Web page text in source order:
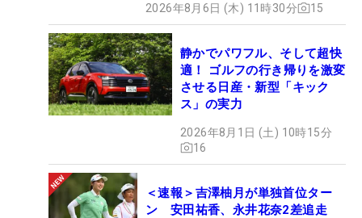
2026年8月6日 (木) 11時30分 15
静かでパワフル、そして超快
適！ ゴルフの行き帰りを激変
させる日産・新型「キック
ス」の実力
2026年8月1日 (土) 10時15分
16
＜速報＞吉澤柚月が単独首位ター
ン 安田祐香、永井花奈2差追走